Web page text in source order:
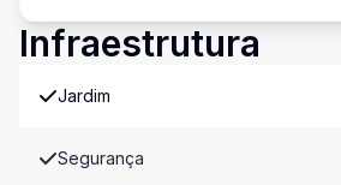
Infraestrutura
Jardim
Segurança